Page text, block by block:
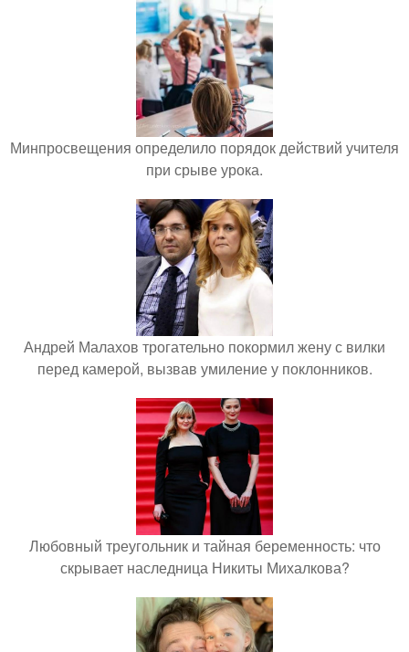
Минпросвещения определило порядок действий учителя
при срыве урока.
Андрей Малахов трогательно покормил жену с вилки
перед камерой, вызвав умиление у поклонников.
Любовный треугольник и тайная беременность: что
скрывает наследница Никиты Михалкова?